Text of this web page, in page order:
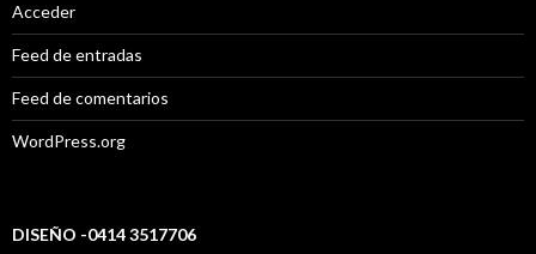
Acceder
Feed de entradas
Feed de comentarios
WordPress.org
DISEÑO -0414 3517706